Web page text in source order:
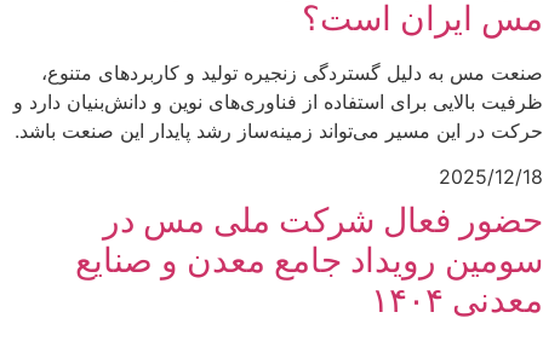
مس ایران است؟
صنعت مس به دلیل گستردگی زنجیره تولید و کاربردهای متنوع،
ظرفیت بالایی برای استفاده از فناوری‌های نوین و دانش‌بنیان دارد و
حرکت در این مسیر می‌تواند زمینه‌ساز رشد پایدار این صنعت باشد.
2025/12/18
حضور فعال شرکت ملی مس در
سومین رویداد جامع معدن و صنایع
معدنی ۱۴۰۴